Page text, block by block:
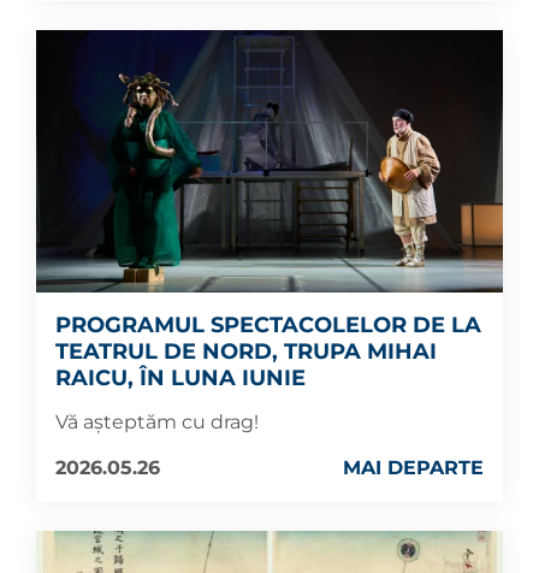
PROGRAMUL SPECTACOLELOR DE LA
TEATRUL DE NORD, TRUPA MIHAI
RAICU, ÎN LUNA IUNIE
Vă așteptăm cu drag!
2026.05.26
MAI DEPARTE